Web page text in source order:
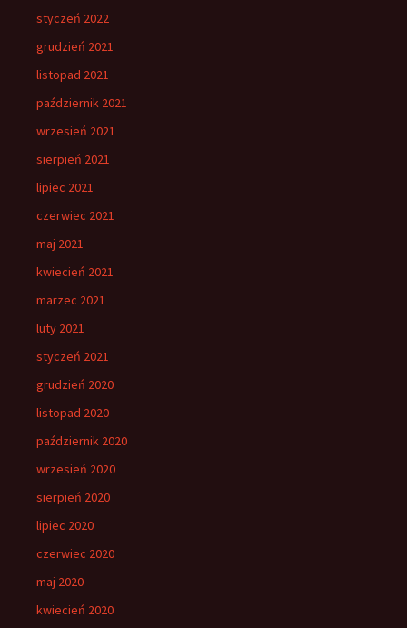
styczeń 2022
grudzień 2021
listopad 2021
październik 2021
wrzesień 2021
sierpień 2021
lipiec 2021
czerwiec 2021
maj 2021
kwiecień 2021
marzec 2021
luty 2021
styczeń 2021
grudzień 2020
listopad 2020
październik 2020
wrzesień 2020
sierpień 2020
lipiec 2020
czerwiec 2020
maj 2020
kwiecień 2020